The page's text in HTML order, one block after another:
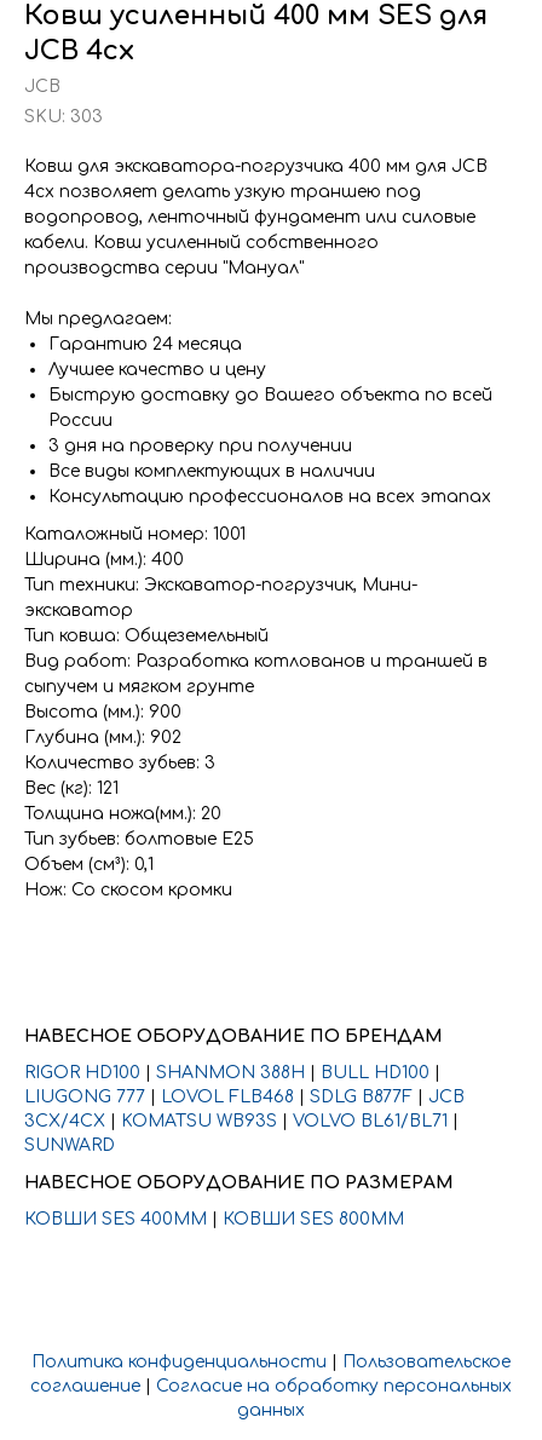
Ковш усиленный 400 мм SES для
JCB 4cx
JCB
SKU: 303
Ковш для экскаватора-погрузчика 400 мм для JCB
4cx позволяет делать узкую траншею под
водопровод, ленточный фундамент или силовые
кабели. Ковш усиленный собственного
производства серии "Мануал"
Мы предлагаем:
Гарантию 24 месяца
Лучшее качество и цену
Быструю доставку до Вашего объекта по всей
России
3 дня на проверку при получении
Все виды комплектующих в наличии
Консультацию профессионалов на всех этапах
Каталожный номер: 1001
Ширина (мм.): 400
Тип техники: Экскаватор-погрузчик, Мини-
экскаватор
Тип ковша: Общеземельный
Вид работ: Разработка котлованов и траншей в
сыпучем и мягком грунте
Высота (мм.): 900
Глубина (мм.): 902
Количество зубьев: 3
Вес (кг): 121
Толщина ножа(мм.): 20
Тип зубьев: болтовые E25
Объем (см³): 0,1
Нож: Со скосом кромки
НАВЕСНОЕ ОБОРУДОВАНИЕ ПО БРЕНДАМ
RIGOR HD100
SHANMON 388H BULL HD100
LIUGONG 777
LOVOL FLB468 SDLG B877F
JCB
3CX/4CX
KOMATSU WB93S VOLVO BL61/BL71
SUNWARD
НАВЕСНОЕ ОБОРУДОВАНИЕ ПО РАЗМЕРАМ
КОВШИ SES 400ММ
КОВШИ SES 800ММ
Политика конфиденциальности
Пользовательское
соглашение
Согласие на обработку персональных
данных